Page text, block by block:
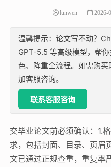
lunwen 2026-
温馨提示：论文写不动？
GPT-5.5 等高级模型，帮
色、降重全流程。如需购
加客服咨询。
联系客服咨询
交毕业论文前必须确认：1.
求，包括封面、目录、页眉
文已通过正规查重，重复率